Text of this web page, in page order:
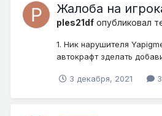
Жалоба на
ples21df опубликовал
1. Ник нарушителя
автокрафт зделать
3 декабря, 2021